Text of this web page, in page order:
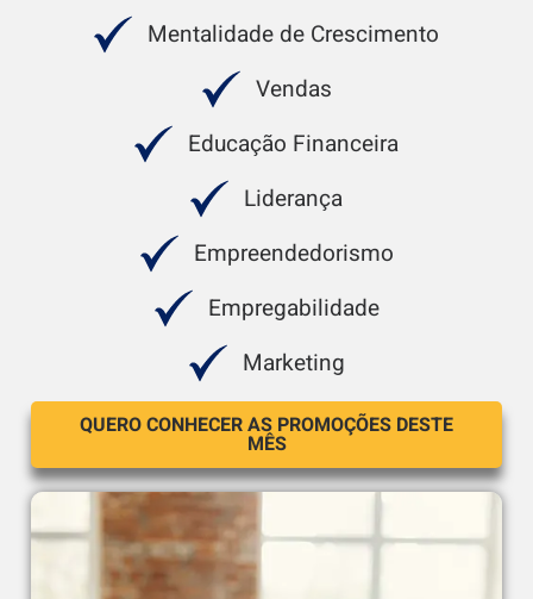
Mentalidade de Crescimento
Vendas
Educação Financeira
Liderança
Empreendedorismo
Empregabilidade
Marketing
QUERO CONHECER AS PROMOÇÕES DESTE
MÊS